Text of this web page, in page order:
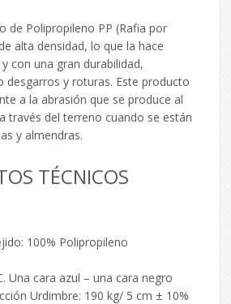
de Polipropileno PP (Rafia por
alta densidad, lo que la hace
con una gran durabilidad,
desgarros y roturas. Este producto
a la abrasión que se produce al
través del terreno cuando se están
y almendras.
TÉCNICOS
100% Polipropileno
Una cara azul – una cara negro
Urdimbre: 190 kg/ 5 cm ± 10%